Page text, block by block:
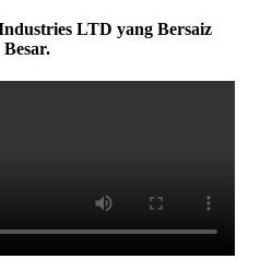
LTD yang Bersaiz
Besar.